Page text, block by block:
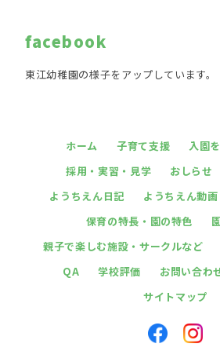
facebook
東江幼稚園の様子をアップしています。
ホーム 子育て支援
入園
採用・実習・見学
おしらせ
ようちえん日記
ようちえん動画
保育の特長・園の特色
親子で楽しむ施設・サークルなど
QA
学校評価
お問い合わ
サイトマップ